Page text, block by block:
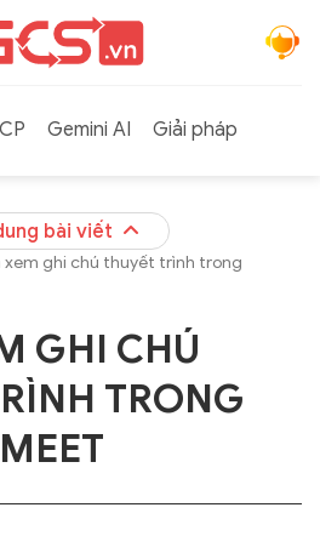
Gemini AI Giải pháp
bài viết
xem ghi chú thuyết trình trong
GHI CHÚ
TRONG